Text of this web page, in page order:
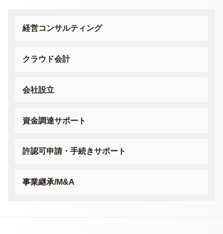
経営コンサルティング
クラウド会計
会社設立
資金調達サポート
許認可申請・手続きサポート
事業継承/M&A